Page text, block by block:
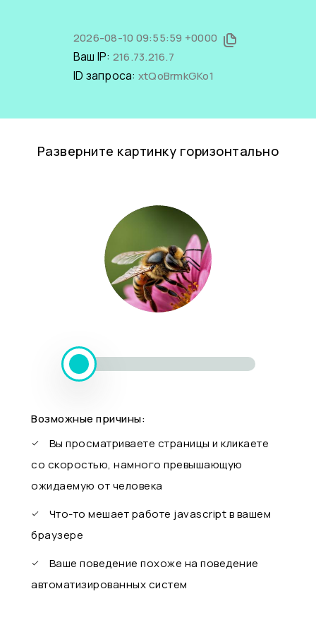
2026-08-10 09:55:59 +0000
Ваш IP: 216.73.216.7
ID запроса: xtQoBrmkGKo1
Разверните картинку горизонтально
Возможные причины:
Вы просматриваете страницы и кликаете
со скоростью, намного превышающую
ожидаемую от человека
Что-то мешает работе javascript в вашем
браузере
Ваше поведение похоже на поведение
автоматизированных систем